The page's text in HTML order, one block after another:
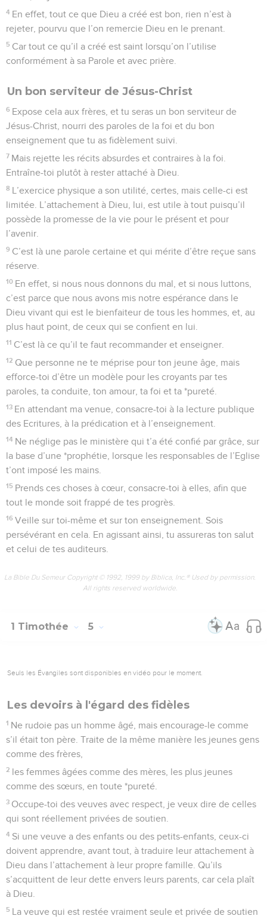
4 En effet, tout ce que Dieu a créé est bon, rien n’est à
rejeter, pourvu que l’on remercie Dieu en le prenant.
5 Car tout ce qu’il a créé est saint lorsqu’on l’utilise
conformément à sa Parole et avec prière.
Un bon serviteur de Jésus-Christ
6 Expose cela aux frères, et tu seras un bon serviteur de
Jésus-Christ, nourri des paroles de la foi et du bon
enseignement que tu as fidèlement suivi.
7 Mais rejette les récits absurdes et contraires à la foi.
Entraîne-toi plutôt à rester attaché à Dieu.
8 L’exercice physique a son utilité, certes, mais celle-ci est
limitée. L’attachement à Dieu, lui, est utile à tout puisqu’il
possède la promesse de la vie pour le présent et pour
l’avenir.
9 C’est là une parole certaine et qui mérite d’être reçue sans
réserve.
10 En effet, si nous nous donnons du mal, et si nous luttons,
c’est parce que nous avons mis notre espérance dans le
Dieu vivant qui est le bienfaiteur de tous les hommes, et, au
plus haut point, de ceux qui se confient en lui.
11 C’est là ce qu’il te faut recommander et enseigner.
12 Que personne ne te méprise pour ton jeune âge, mais
efforce-toi d’être un modèle pour les croyants par tes
paroles, ta conduite, ton amour, ta foi et ta *pureté.
13 En attendant ma venue, consacre-toi à la lecture publique
des Ecritures, à la prédication et à l’enseignement.
14 Ne néglige pas le ministère qui t’a été confié par grâce, sur
la base d’une *prophétie, lorsque les responsables de l’Eglise
t’ont imposé les mains.
15 Prends ces choses à cœur, consacre-toi à elles, afin que
tout le monde soit frappé de tes progrès.
16 Veille sur toi-même et sur ton enseignement. Sois
persévérant en cela. En agissant ainsi, tu assureras ton salut
et celui de tes auditeurs.
La Bible Du Semeur Copyright © 1992, 1999 by Biblica, Inc.® Used by permission.
All rights reserved worldwide.
1 Timothée 5
Seuls les Évangiles sont disponibles en vidéo pour le moment.
Les devoirs à l'égard des fidèles
1 Ne rudoie pas un homme âgé, mais encourage-le comme
s’il était ton père. Traite de la même manière les jeunes gens
comme des frères,
2 les femmes âgées comme des mères, les plus jeunes
comme des sœurs, en toute *pureté.
3 Occupe-toi des veuves avec respect, je veux dire de celles
qui sont réellement privées de soutien.
4 Si une veuve a des enfants ou des petits-enfants, ceux-ci
doivent apprendre, avant tout, à traduire leur attachement à
Dieu dans l’attachement à leur propre famille. Qu’ils
s’acquittent de leur dette envers leurs parents, car cela plaît
à Dieu.
5 La veuve qui est restée vraiment seule et privée de soutien